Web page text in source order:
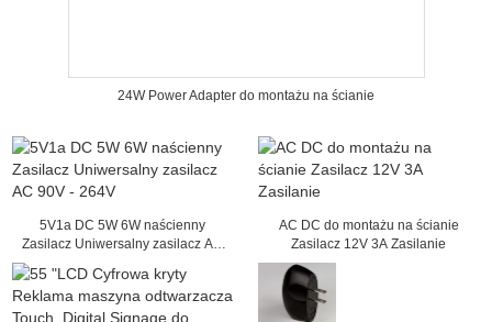
24W Power Adapter do montażu na ścianie
5V1a DC 5W 6W naścienny
Zasilacz Uniwersalny zasilacz AC
AC DC do montażu na ścianie
Zasilacz 12V 3A Zasilanie